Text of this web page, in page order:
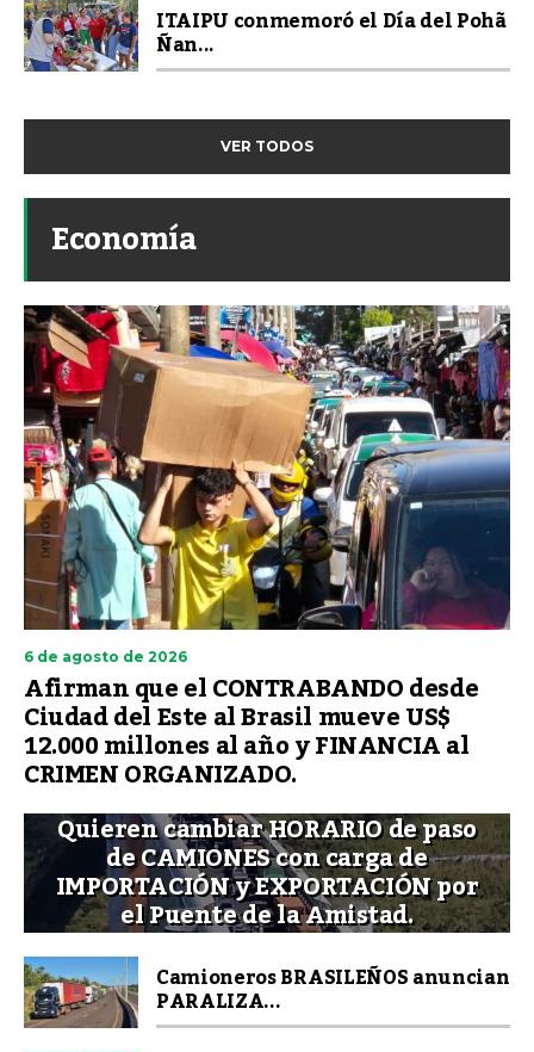
ITAIPU conmemoró el Día del Pohã
Ñan...
VER TODOS
Economía
6 de agosto de 2026
Afirman que el CONTRABANDO desde
Ciudad del Este al Brasil mueve US$
12.000 millones al año y FINANCIA al
CRIMEN ORGANIZADO.
Quieren cambiar HORARIO de paso
de CAMIONES con carga de
IMPORTACIÓN y EXPORTACIÓN por
el Puente de la Amistad.
Camioneros BRASILEÑOS anuncian
PARALIZA...